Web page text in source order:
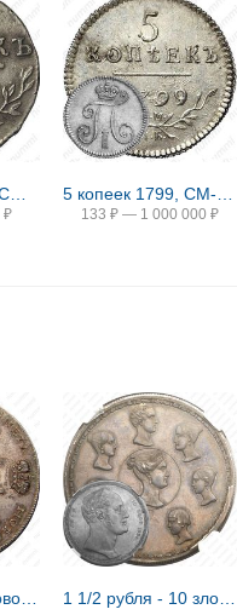
10 копеек 1799, СМ-МБ
₽ 133 ₽ — 1 000 000 ₽
2 рубля 1722, Новодел 1 1/2 рубля - 10 злотых 1836, семейный, П. У., Новодел